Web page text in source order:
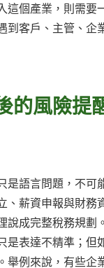
這個產業，則需
到客戶、主管、
的風險提
是語言問題，不
、薪資申報與財
成完整稅務規
是表達不精準；
舉例來說，有些